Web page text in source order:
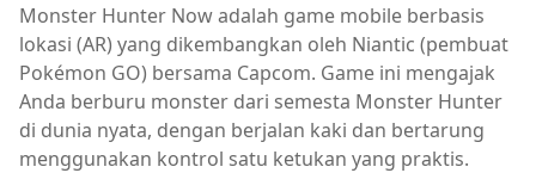
Monster Hunter Now adalah game mobile berbasis
lokasi (AR) yang dikembangkan oleh Niantic (pembuat
Pokémon GO) bersama Capcom. Game ini mengajak
Anda berburu monster dari semesta Monster Hunter
di dunia nyata, dengan berjalan kaki dan bertarung
menggunakan kontrol satu ketukan yang praktis.